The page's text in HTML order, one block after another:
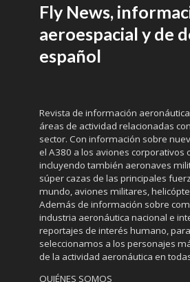
Fly News,
aeroespacial y de
español
Revista de información
áreas de actividad relacionadas
sector. Con información sobre
el A380 a los aviones corporativos
incluyendo también aeronaves
súper cazas de las principales
mundo, aviones militares,
Además de información sobre
industria aeronáutica nacional e
reportajes de interés humano,
seleccionamos a los personajes
de la actividad aeronáutica en
QUIÉNES SOMOS